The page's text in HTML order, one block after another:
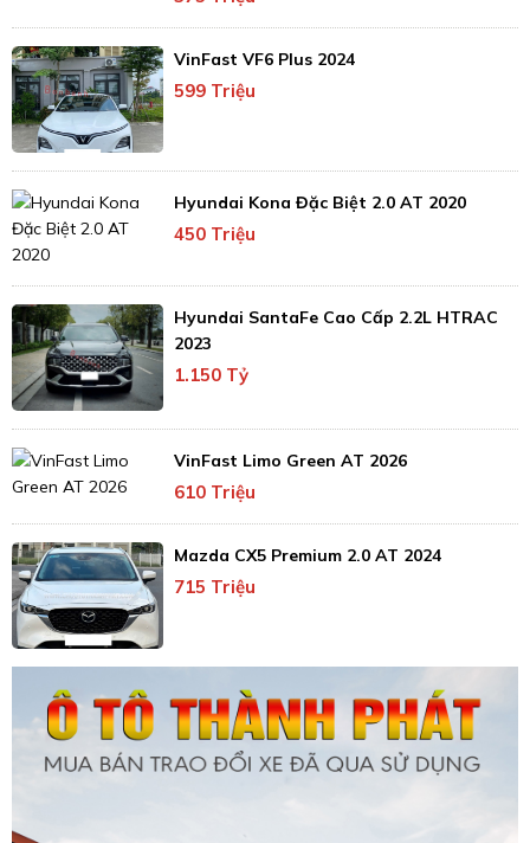
VinFast VF6 Plus 2024
599 Triệu
Hyundai Kona Đặc Biệt 2.0 AT 2020
450 Triệu
Hyundai SantaFe Cao Cấp 2.2L HTRAC
2023
1.150 Tỷ
VinFast Limo Green AT 2026
610 Triệu
Mazda CX5 Premium 2.0 AT 2024
715 Triệu